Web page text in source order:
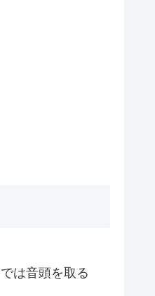
は音頭を取る